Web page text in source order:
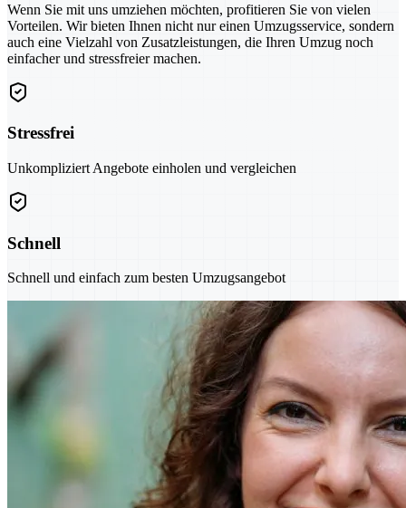
Wenn Sie mit uns umziehen möchten, profitieren Sie von vielen
Vorteilen. Wir bieten Ihnen nicht nur einen Umzugsservice, sondern
auch eine Vielzahl von Zusatzleistungen, die Ihren Umzug noch
einfacher und stressfreier machen.
Stressfrei
Unkompliziert Angebote einholen und vergleichen
Schnell
Schnell und einfach zum besten Umzugsangebot